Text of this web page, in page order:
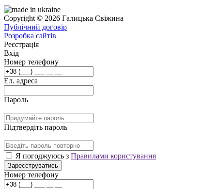
Copyright © 2026 Галицька Свіжина
Публічний договір
Розробка сайтів
Реєстрація
Вхід
Номер телефону
Ел. адреса
Пароль
Підтвердіть пароль
Я погоджуюсь з Правилами користування
Зареєструватись
Номер телефону